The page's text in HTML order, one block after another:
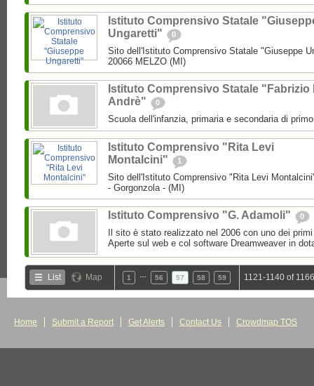
Istituto Comprensivo Statale
Ungaretti"
0
Sito dell'Istituto Comprensivo Statale "Giuseppe
20066 MELZO (MI)
Istituto Comprensivo Statale "Fabrizio
Andrè"
0
Scuola dell'infanzia, primaria e secondaria di
Istituto Comprensivo "Rita Levi
Montalcini"
1
Sito dell'Istituto Comprensivo "Rita Levi
- Gorgonzola - (MI)
Istituto Comprensivo "G. Adamoli" 0
Il sito è stato realizzato nel 2006 con uno dei
Aperte sul web e col software Dreamweaver in
List Map 1 56 57 58 59 1121-1140 of
Home Submit a Report Get Alerts Contact Us Crowdmap TOS